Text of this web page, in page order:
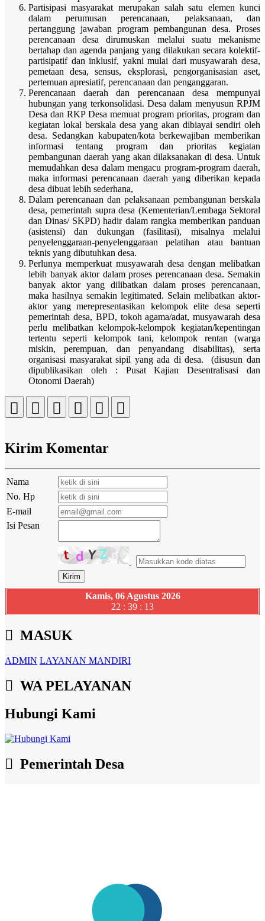
Partisipasi masyarakat merupakan salah satu elemen kunci
dalam perumusan perencanaan, pelaksanaan, dan
pertanggung jawaban program pembangunan desa. Proses
perencanaan desa dirumuskan melalui suatu mekanisme
bertahap dan agenda panjang yang dilakukan secara kolektif-
partisipatif dan inklusif, yakni mulai dari musyawarah desa,
pemetaan desa, sensus, eksplorasi, pengorganisasian aset,
pertemuan apresiatif, perencanaan dan penganggaran.
Perencanaan daerah dan perencanaan desa mempunyai
hubungan yang terkonsolidasi. Desa dalam menyusun RPJM
Desa dan RKP Desa memuat program prioritas, program dan
kegiatan lokal berskala desa yang akan dibiayai sendiri oleh
desa. Sedangkan kabupaten/kota berkewajiban memberikan
informasi tentang program dan prioritas kegiatan
pembangunan daerah yang akan dilaksanakan di desa. Untuk
memudahkan desa dalam mengacu program-program daerah,
maka informasi perencanaan daerah yang diberikan kepada
desa dibuat lebih sederhana,
Dalam perencanaan dan pelaksanaan pembangunan berskala
desa, pemerintah supra desa (Kementerian/Lembaga Sektoral
dan Dinas/ SKPD) hadir dalam rangka memberikan panduan
(asistensi) dan dukungan (fasilitasi), misalnya melalui
penyelenggaraan-penyelenggaraan pelatihan atau bantuan
teknis yang dibutuhkan desa.
Perlunya memperkuat musyawarah desa dengan melibatkan
lebih banyak aktor dalam proses perencanaan desa. Semakin
banyak aktor yang dilibatkan dalam proses perencanaan,
maka hasilnya semakin legitimated. Selain melibatkan aktor-
aktor yang merepresentasikan kelompok elite desa seperti
pemerintah desa, BPD, tokoh agama/adat, musyawarah desa
perlu melibatkan kelompok-kelompok kegiatan/kepentingan
tertentu seperti kelompok tani, kelompok rentan (warga
miskin, perempuan, dan penyandang disabilitas), serta
organisasi masyarakat sipil yang ada di desa. (disusun dan
dipublikasikan oleh : Pusat Kajian Desentralisasi dan
Otonomi Daerah)
Kirim Komentar
Nama
No. Hp
E-mail
Isi Pesan
Kamis, 06 Agustus 2026
22 : 39 : 14
MASUK
ADMIN LAYANAN MANDIRI
WA PELAYANAN
Hubungi Kami
Pemerintah Desa